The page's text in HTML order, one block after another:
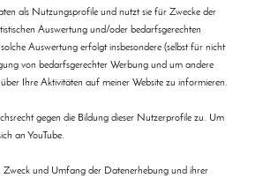
als Nutzungsprofile und nutzt sie für Zwecke der
Auswertung und/oder bedarfsgerechten
Auswertung erfolgt insbesondere (selbst für nicht
von bedarfsgerechter Werbung und um andere
Ihre Aktivitäten auf meiner Website zu informieren.
gegen die Bildung dieser Nutzerprofile zu. Um
an YouTube.
Zweck und Umfang der Datenerhebung und ihrer